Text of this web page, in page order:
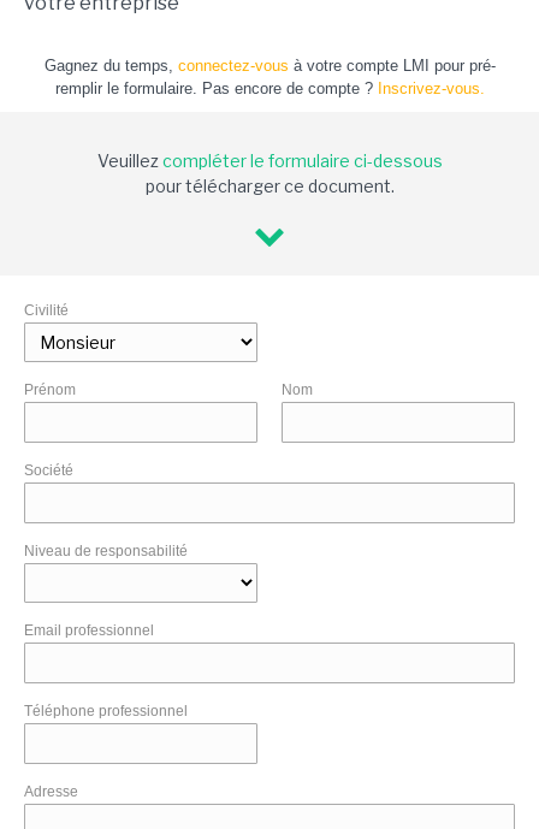
Gagnez du temps, connectez-vous à votre compte LMI pour pré-
remplir le formulaire. Pas encore de compte ? Inscrivez-vous.
Veuillezcompléter le formulaire ci-dessous
pour télécharger ce document.
Civilité
Prénom Nom
Société
Niveau de responsabilité
Email professionnel
Téléphone professionnel
Adresse